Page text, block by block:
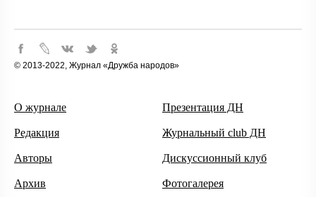
© 2013-2022, Журнал «Дружба народов»
О журнале
Редакция
Авторы
Архив
Презентация ДН
Журнальный club ДН
Дискуссионный клуб
Фотогалерея